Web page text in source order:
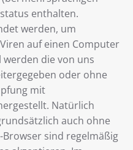
enthalten.
werden, um
auf einen Computer
die von uns
oder ohne
mit
Natürlich
auch ohne
sind regelmäßig